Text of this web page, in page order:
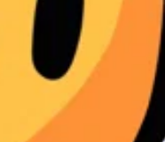
Заработать Кабинет
Как получать